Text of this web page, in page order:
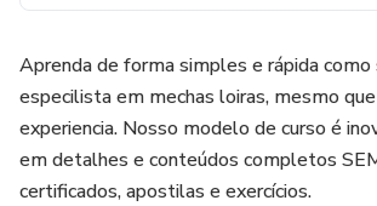
Aprenda de forma simples e rápida como
especilista em mechas loiras, mesmo
experiencia. Nosso modelo de curso é
em detalhes e conteúdos completos
certificados, apostilas e exercícios.